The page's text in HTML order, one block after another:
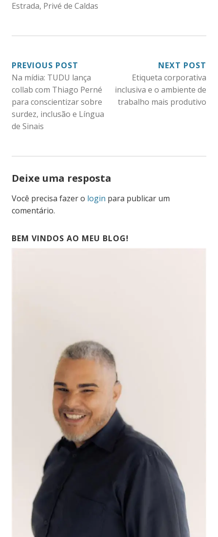
Estrada, Privé de Caldas
NAVEGAÇÃO
DE
POST
PREVIOUS POST
Na mídia: TUDU lança
collab com Thiago Perné
para conscientizar sobre
surdez, inclusão e Língua
de Sinais
NEXT POST
Etiqueta corporativa
inclusiva e o ambiente de
trabalho mais produtivo
Deixe uma resposta
Você precisa fazer o login para publicar um
comentário.
BEM VINDOS AO MEU BLOG!